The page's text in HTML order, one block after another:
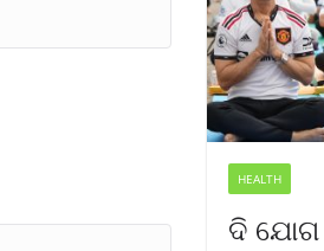
HEALTH
ଦି